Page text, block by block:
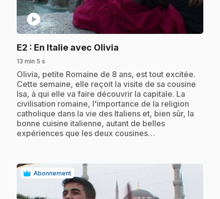
play_circle
E2 : En Italie avec Olivia
13 min 5 s
.Olivia, petite Romaine de 8 ans, est tout excitée.
Cette semaine, elle reçoit la visite de sa cousine
Isa, à qui elle va faire découvrir la capitale. La
civilisation romaine, l'importance de la religion
catholique dans la vie des Italiens et, bien sûr, la
bonne cuisine italienne, autant de belles
expériences que les deux cousines…
Abonnement